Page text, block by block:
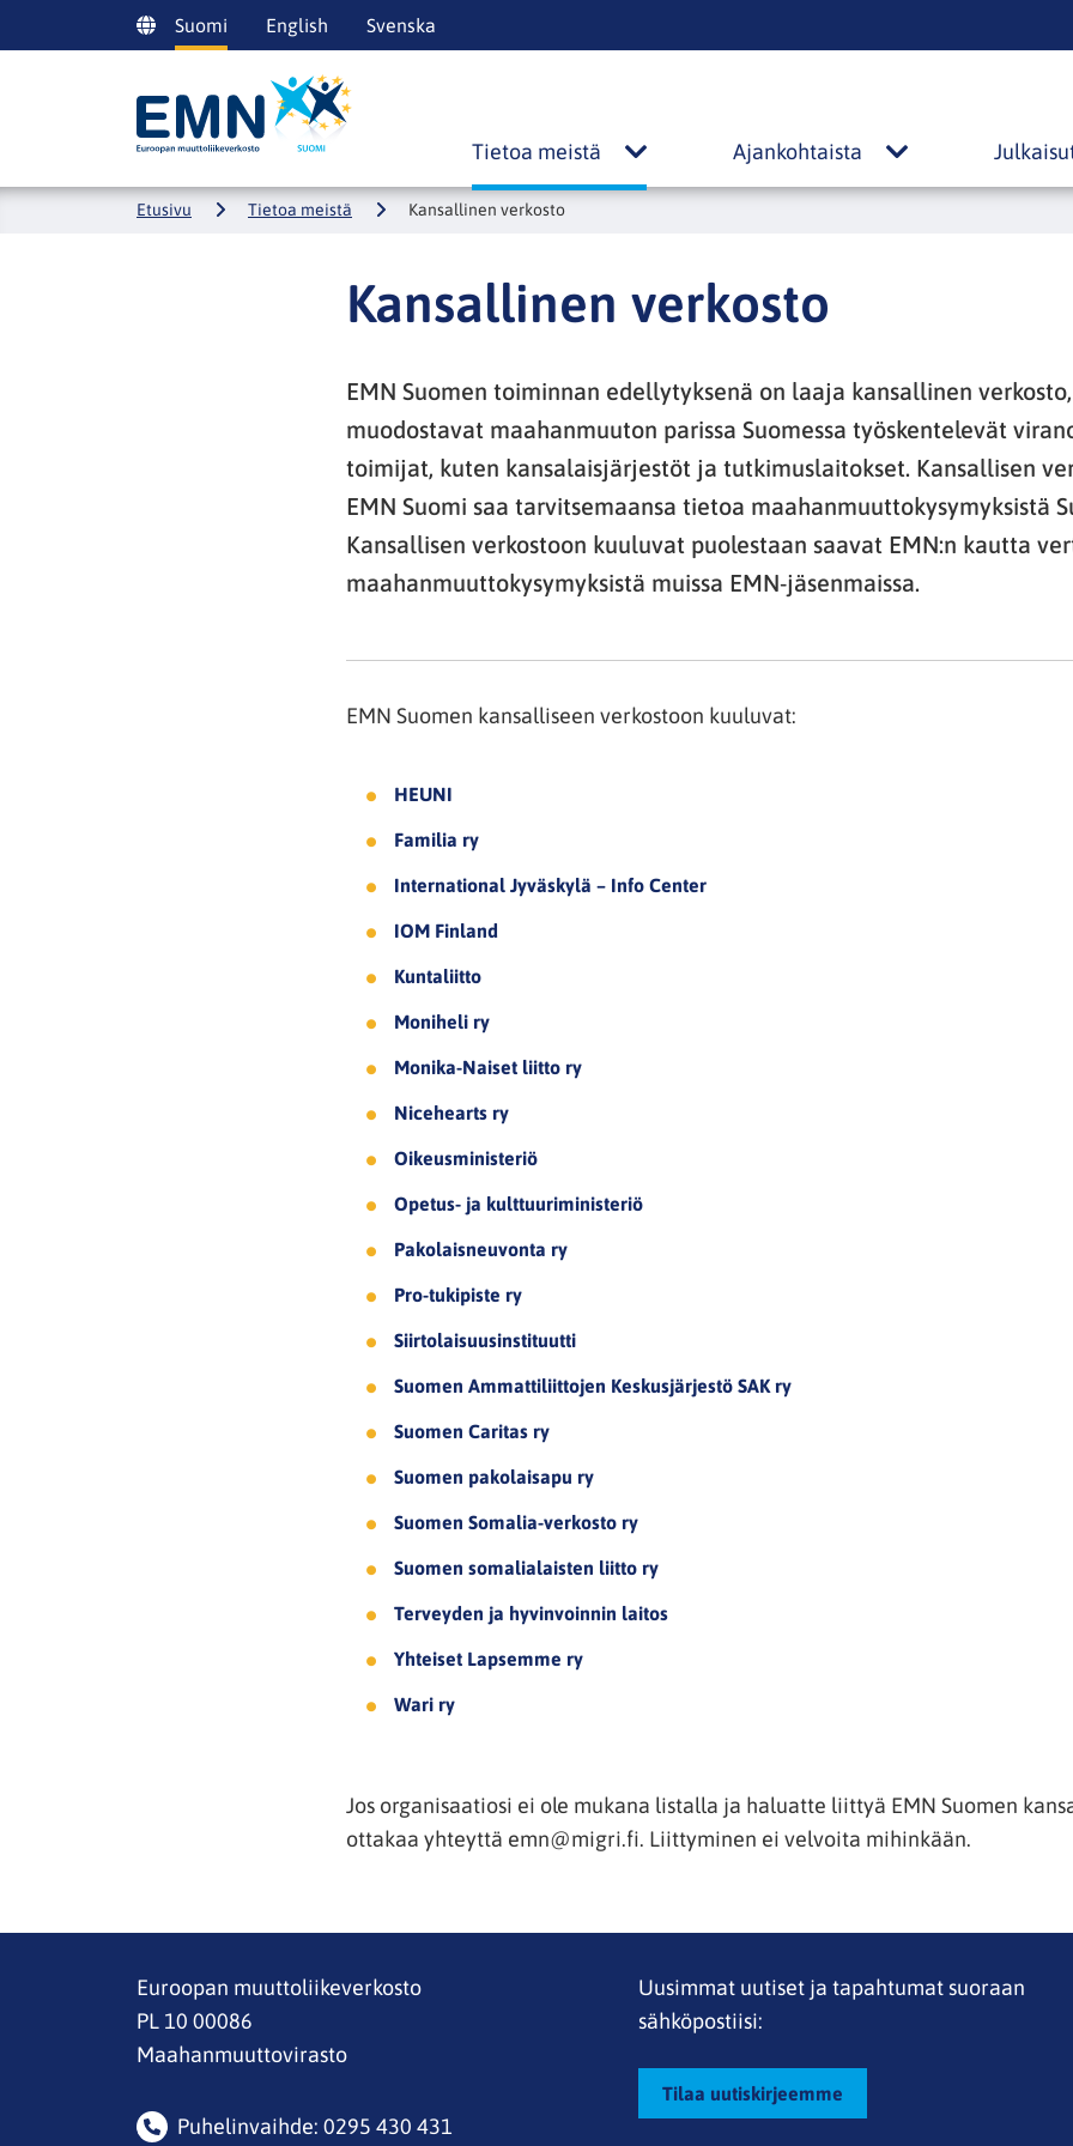
Siirry
sisältöön
Suomi English Svenska
Etusivulle
Tietoa meistä
Tietoa
meistä
Ajankohtaista
Ajankohtaista
alasivut
Etusivu Tietoa meistä Kansallinen verkosto
Kansallinen verkosto
EMN Suomen toiminnan edellytyksenä on laaja kansallinen
muodostavat maahanmuuton parissa Suomessa työskentelevät
toimijat, kuten kansalaisjärjestöt ja tutkimuslaitokset. Kansallisen
EMN Suomi saa tarvitsemaansa tietoa maahanmuuttokysymyksistä
Kansallisen verkostoon kuuluvat puolestaan saavat EMN:n kautta
maahanmuuttokysymyksistä muissa EMN-jäsenmaissa.
EMN Suomen kansalliseen verkostoon kuuluvat:
HEUNI
Familia ry
International Jyväskylä – Info Center
IOM Finland
Kuntaliitto
Moniheli ry
Monika-Naiset liitto ry
Nicehearts ry
Oikeusministeriö
Opetus- ja kulttuuriministeriö
Pakolaisneuvonta ry
Pro-tukipiste ry
Siirtolaisuusinstituutti
Suomen Ammattiliittojen Keskusjärjestö SAK ry
Suomen Caritas ry
Suomen pakolaisapu ry
Suomen Somalia-verkosto ry
Suomen somalialaisten liitto ry
Terveyden ja hyvinvoinnin laitos
Yhteiset Lapsemme ry
Wari ry
Jos organisaatiosi ei ole mukana listalla ja haluatte liittyä EMN Suomen
ottakaa yhteyttä emn@migri.fi. Liittyminen ei velvoita mihinkään.
Euroopan muuttoliikeverkosto
PL 10 00086
Maahanmuuttovirasto
Puhelinvaihde: 0295 430 431
Uusimmat uutiset ja tapahtumat suoraan
sähköpostiisi:
Tilaa uutiskirjeemme